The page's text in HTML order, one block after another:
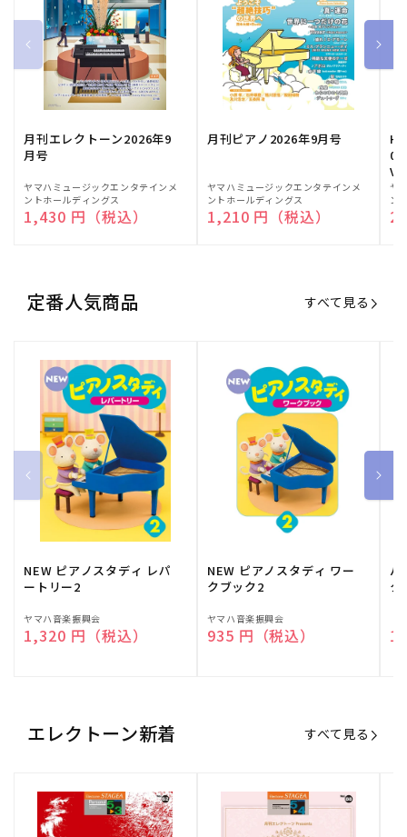
月刊エレクトーン2026年9
月号
販
売
元:
ヤマハミュージックエンタテインメ
ントホールディングス
通常価格
1,430 円（税込）
月刊ピアノ2026年9月号
販
売
元:
ヤマハミュージックエンタテインメ
ントホールディングス
通常価格
1,210 円（税込）
販
売
元:
ヤ
ン
定番人気商品 すべて見る
NEW ピアノスタディ レパ
ートリー2
販
売
ヤマハ音楽振興会
通常価格
1,320 円（税込）
NEW ピアノスタディ ワー
クブック2
販
売
ヤマハ音楽振興会
通常価格
935 円（税込）
バ
ク
売
エレクトーン新着 すべて見る